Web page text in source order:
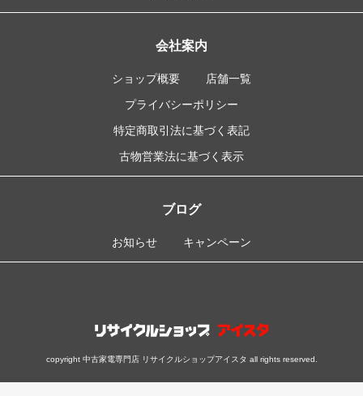
会社案内
ショップ概要
店舗一覧
プライバシーポリシー
特定商取引法に基づく表記
古物営業法に基づく表示
ブログ
お知らせ キャンペーン
copyright 中古家電専門店 リサイクルショップアイスタ all rights reserved.